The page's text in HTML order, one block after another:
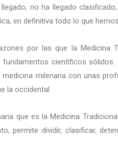
no ha llegado
en definitiva todo lo que
por las que la Medicina
científicos
medicina milenaria con unas
la occidental.
que es la Medicina
permite dividir, clasificar,